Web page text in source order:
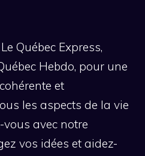
Québec Express,
Hebdo, pour une
et
les aspects de la vie
vous avec notre
vos idées et aidez-